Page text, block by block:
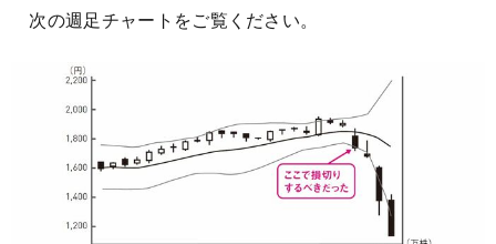
次の週足チャートをご覧ください。